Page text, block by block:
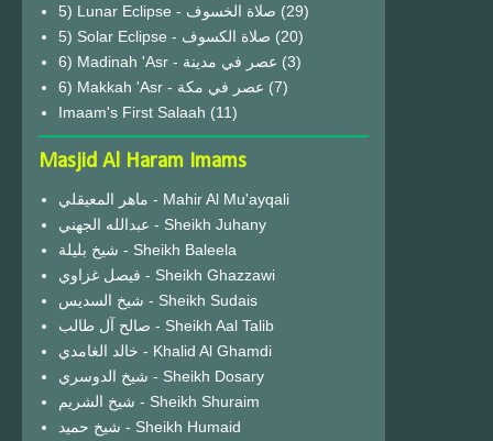
5) Lunar Eclipse - صلاة الخسوف (29)
(20)
6) Madinah 'Asr - عصر في مدينة (3)
6) Makkah 'Asr - عصر في مكة (7)
Imaam's First Salaah (11)
Masjid Al Haram Imams
ماهر المعيقلي - Mahir Al Mu'ayqali
عبدالله الجهني - Sheikh Juhany
شيخ بليلة - Sheikh Baleela
فيصل غزاوي - Sheikh Ghazzawi
شيخ السديس - Sheikh Sudais
صالح آل طالب - Sheikh Aal Talib
خالد الغامدي - Khalid Al Ghamdi
شيخ الدوسري - Sheikh Dosary
شيخ الشريم - Sheikh Shuraim
شيخ حميد - Sheikh Humaid